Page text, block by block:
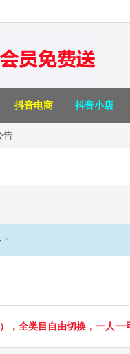
抖音电商 抖音小店
告
，全类目自由切换，一人一